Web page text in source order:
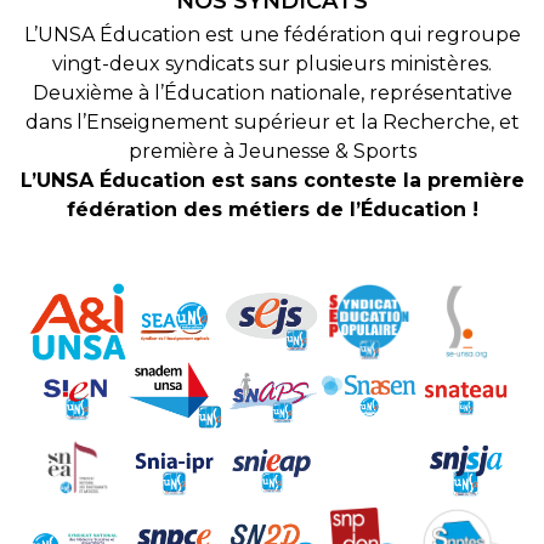
L’UNSA Éducation est une fédération qui regroupe
vingt-deux syndicats sur plusieurs ministères.
Deuxième à l’Éducation nationale, représentative
dans l’Enseignement supérieur et la Recherche, et
première à Jeunesse & Sports
L’UNSA Éducation est sans conteste la première
fédération des métiers de l’Éducation !